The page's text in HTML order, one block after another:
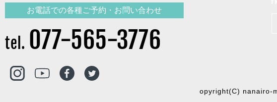
お電話での各種ご予約・お問い合わせ
tel. 077-565-3776
opyright(C) nanairo-